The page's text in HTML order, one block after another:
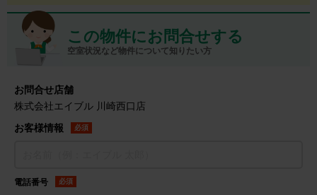
この物件にお問合せする
空室状況など物件について知りたい方
お問合せ店舗
株式会社エイブル 川崎西口店
お客様情報
必須
電話番号 必須